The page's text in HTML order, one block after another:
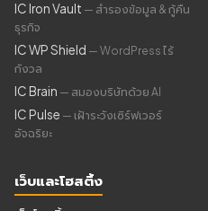
IC Iron Vault — สำรองข้อมูล & กู้คืน
ธุรกิจ
IC WP Shield — WordPress ไร้
กังวล
IC Brain — สมองบริษัทด้วย AI
IC Pulse — เฝ้าระวังเซิร์ฟเวอร์
อัจฉริยะ
เว็บและโฮสติ้ง